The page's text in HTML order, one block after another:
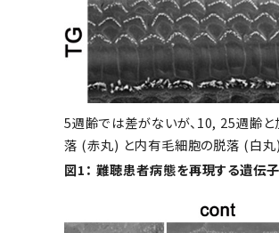
図1： 難聴患者病態を再現する遺
5週齢では差がないが、10, 25週齢
落 (赤丸) と内有毛細胞の脱落 (白丸)